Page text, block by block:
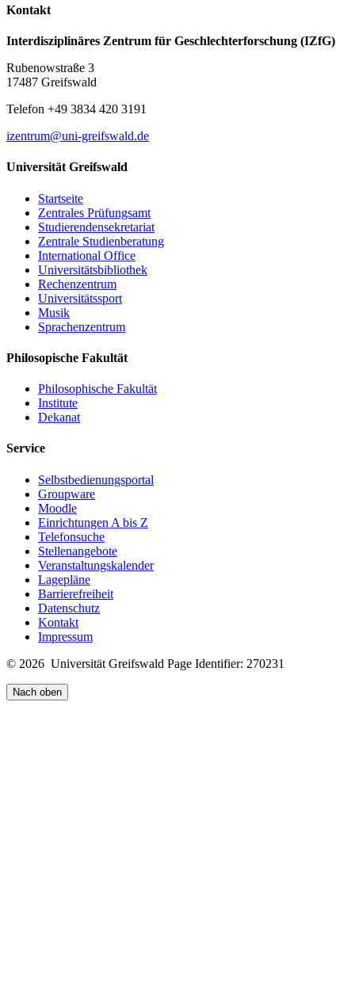
Kontakt
Interdisziplinäres Zentrum für Geschlechterforschung (IZfG)
Rubenowstraße 3
17487 Greifswald
Telefon +49 3834 420 3191
izentrum@uni-greifswald.de
Universität Greifswald
Startseite
Zentrales Prüfungsamt
Studierendensekretariat
Zentrale Studienberatung
International Office
Universitätsbibliothek
Rechenzentrum
Universitätssport
Musik
Sprachenzentrum
Philosopische Fakultät
Philosophische Fakultät
Institute
Dekanat
Service
Selbstbedienungsportal
Groupware
Moodle
Einrichtungen A bis Z
Telefonsuche
Stellenangebote
Veranstaltungskalender
Lagepläne
Barrierefreiheit
Datenschutz
Kontakt
Impressum
© 2026 Universität Greifswald Page Identifier: 270231
Nach oben